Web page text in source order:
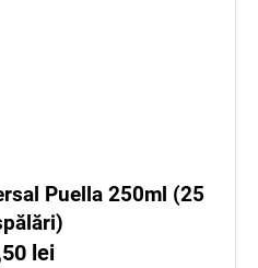
Puella 250ml (25
lei